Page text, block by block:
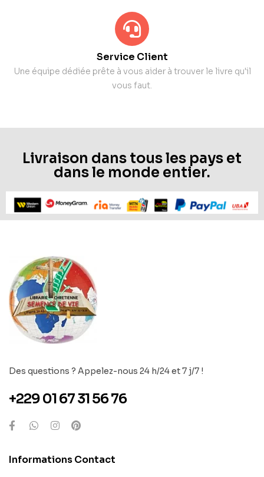
Service Client
Une équipe dédiée prête à vous aider à trouver le livre qu'il
vous faut.
Livraison dans tous les pays et
dans le monde entier.
Des questions ? Appelez-nous 24 h/24 et 7 j/7 !
+229 01 67 31 56 76
Informations Contact